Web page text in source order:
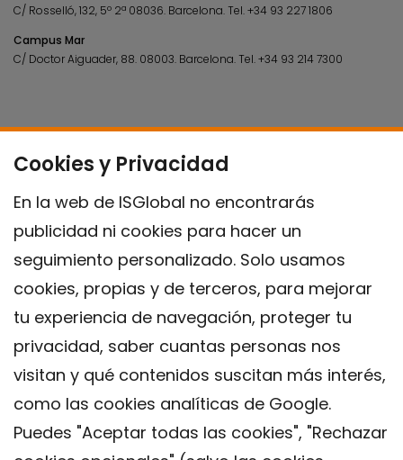
Cookies y Privacidad
En la web de ISGlobal no encontrarás
publicidad ni cookies para hacer un
seguimiento personalizado. Solo usamos
cookies, propias y de terceros, para mejorar
tu experiencia de navegación, proteger tu
privacidad, saber cuantas personas nos
visitan y qué contenidos suscitan más interés,
como las cookies analíticas de Google.
Puedes "Aceptar todas las cookies", "Rechazar
C/ Rosselló, 132, 5º 2ª 08036. Barcelona.Tel.+34 93 227 1806
Campus Mar
C/ Doctor Aiguader, 88. 08003. Barcelona.Tel.+34 93 214 7300